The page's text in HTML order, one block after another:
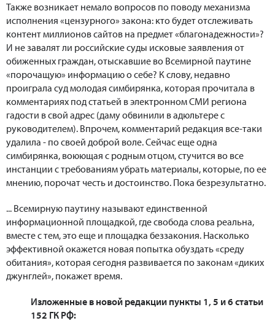
Также возникает немало вопросов по поводу механизма
исполнения «цензурного» закона: кто будет отслеживать
контент миллионов сайтов на предмет «благонадежности»?
И не завалят ли российские суды исковые заявления от
обиженных граждан, отыскавшие во Всемирной паутине
«порочащую» информацию о себе? К слову, недавно
проиграла суд молодая симбирянка, которая прочитала в
комментариях под статьей в электронном СМИ региона
гадости в свой адрес (даму обвинили в адюльтере с
руководителем). Впрочем, комментарий редакция все-таки
удалила - по своей доброй воле. Сейчас еще одна
симбирянка, воюющая с родным отцом, стучится во все
инстанции с требованиям убрать материалы, которые, по ее
мнению, порочат честь и достоинство. Пока безрезультатно.
... Всемирную паутину называют единственной
информационной площадкой, где свобода слова реальна,
вместе с тем, это еще и площадка беззакония. Насколько
эффективной окажется новая попытка обуздать «среду
обитания», которая сегодня развивается по законам «диких
джунглей», покажет время.
Изложенные в новой редакции пункты 1, 5 и 6 статьи
152 ГК РФ: